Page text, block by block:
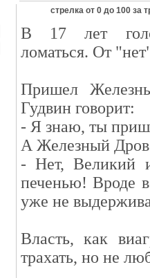
стрелка от 0 до 100 за
В 17 лет
ломаться. От
Пришел
Гудвин говорит:
- Я знаю, ты
А Железный
- Нет, Великий
печенью! Вроде
уже не
Власть, как
трахать, но не